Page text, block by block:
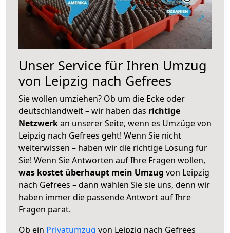
Unser Service für Ihren Umzug
von Leipzig nach Gefrees
Sie wollen umziehen? Ob um die Ecke oder
deutschlandweit – wir haben das richtige
Netzwerkan unserer Seite, wenn es Umzüge von
Leipzig nach Gefrees geht! Wenn Sie nicht
weiterwissen – haben wir die richtige Lösung für
Sie! Wenn Sie Antworten auf Ihre Fragen wollen,
was kostet überhaupt mein Umzug von Leipzig
nach Gefrees – dann wählen Sie sie uns, denn wir
haben immer die passende Antwort auf Ihre
Fragen parat.
Ob ein Privatumzug von Leipzig nach Gefrees